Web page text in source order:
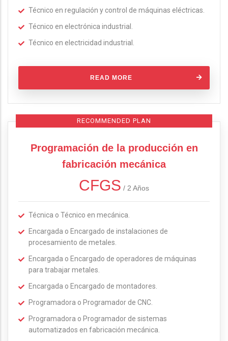
Técnico en regulación y control de máquinas eléctricas.
Técnico en electrónica industrial.
Técnico en electricidad industrial.
READ MORE
RECOMMENDED PLAN
Programación de la producción en
fabricación mecánica
CFGS / 2 Años
Técnica o Técnico en mecánica.
Encargada o Encargado de instalaciones de
procesamiento de metales.
Encargada o Encargado de operadores de máquinas
para trabajar metales.
Encargada o Encargado de montadores.
Programadora o Programador de CNC.
Programadora o Programador de sistemas
automatizados en fabricación mecánica.